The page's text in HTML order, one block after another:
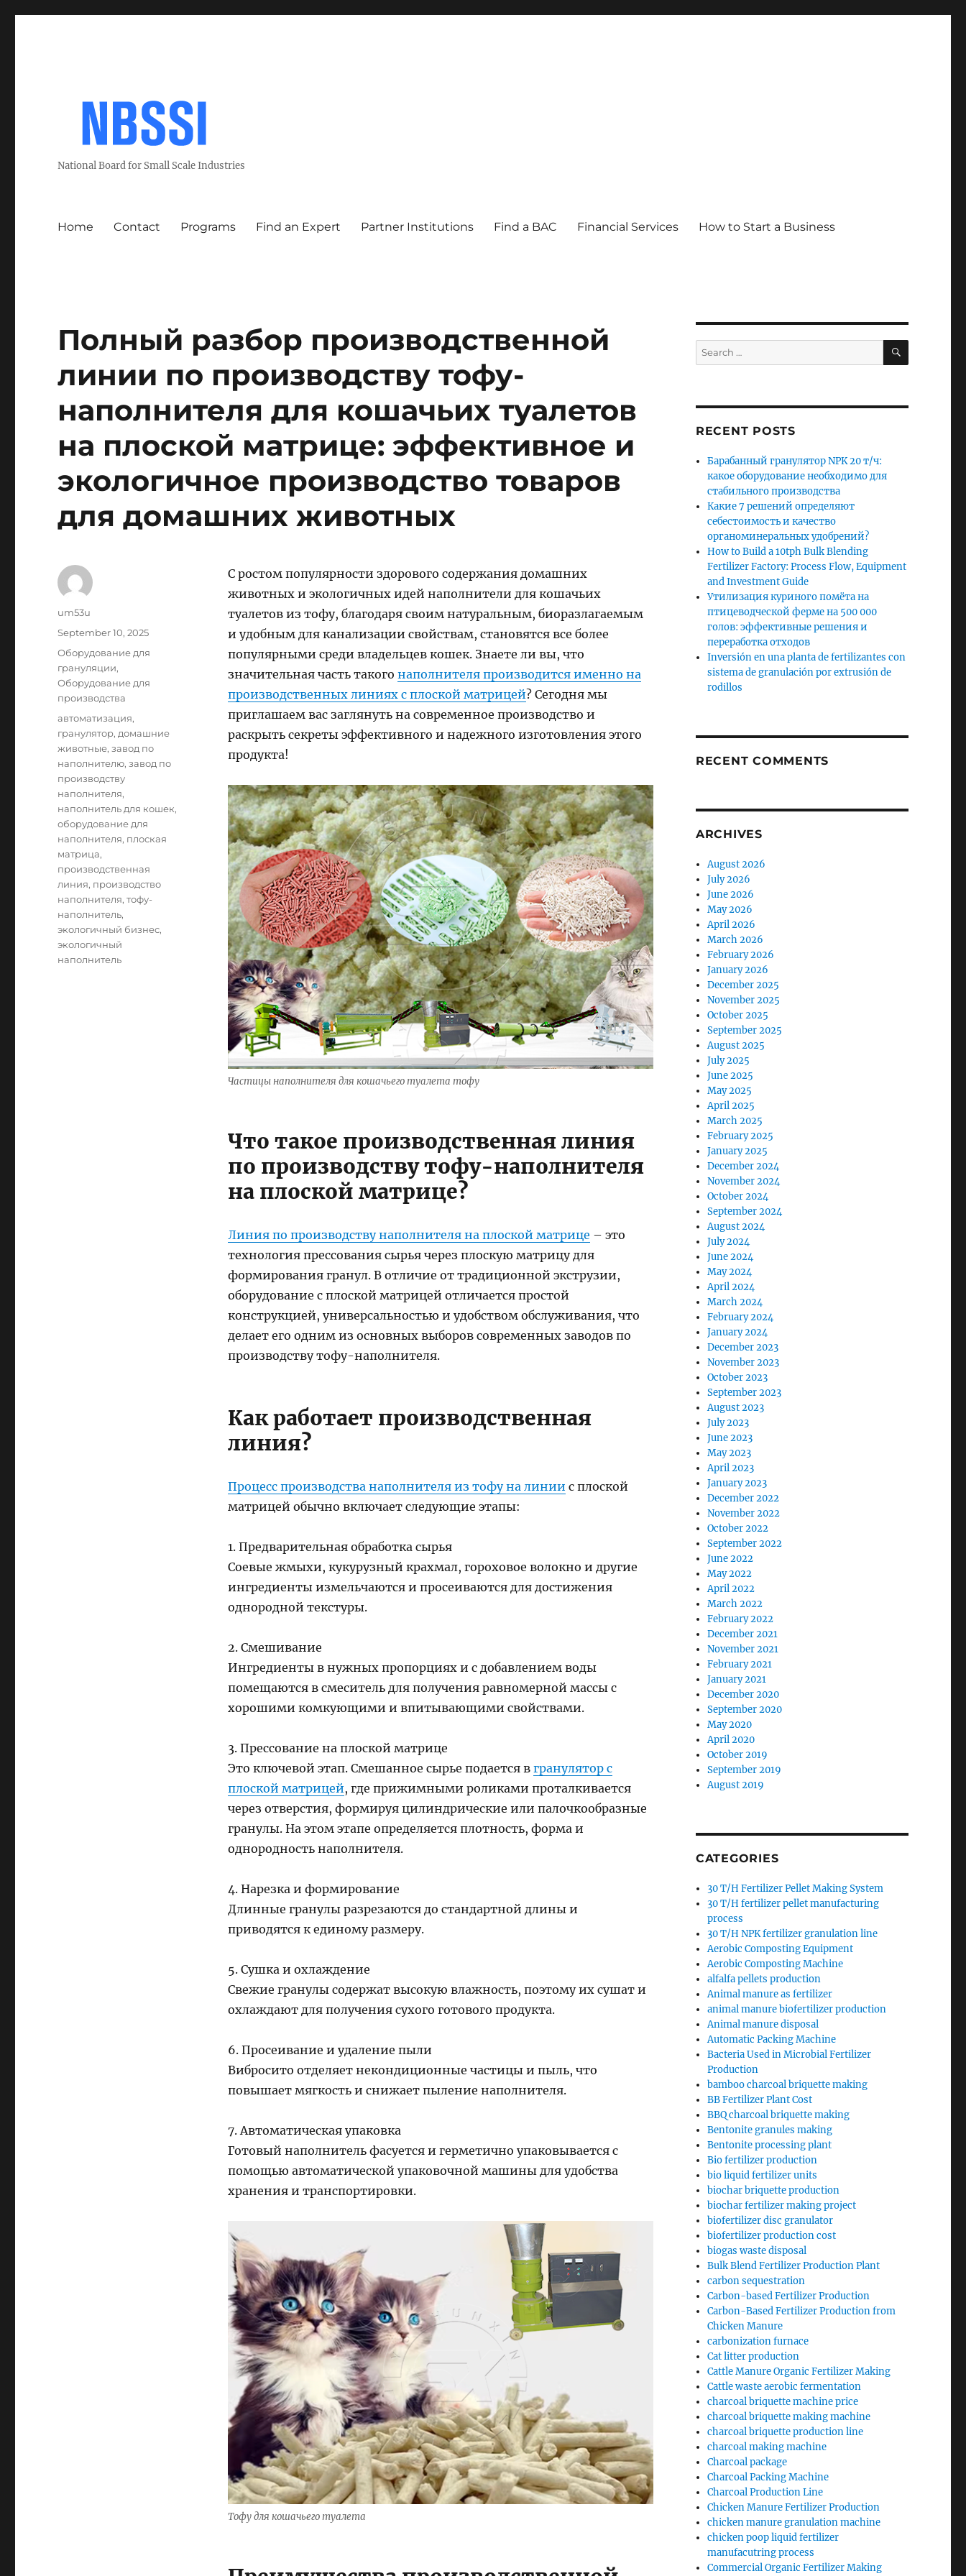
National Board for Small Scale Industries
Home Contact Programs Find an Expert Partner Institutions Find a BAC Financial Services How to Start a Business
Полный разбор производственной
линии по производству тофу-
наполнителя для кошачьих туалетов
на плоской матрице: эффективное и
экологичное производство товаров
для домашних животных
С ростом популярности здорового содержания домашних
животных и экологичных идей наполнители для кошачьих
туалетов из тофу, благодаря своим натуральным, биоразлагаемым
и удобным для канализации свойствам, становятся все более
популярными среди владельцев кошек. Знаете ли вы, что
значительная часть такого наполнителя производится именно на
производственных линиях с плоской матрицей? Сегодня мы
приглашаем вас заглянуть на современное производство и
раскрыть секреты эффективного и надежного изготовления этого
продукта!
Частицы наполнителя для кошачьего туалета тофу
Что такое производственная линия
по производству тофу-наполнителя
на плоской матрице?
Линия по производству наполнителя на плоской матрице – это
технология прессования сырья через плоскую матрицу для
формирования гранул. В отличие от традиционной экструзии,
оборудование с плоской матрицей отличается простой
конструкцией, универсальностью и удобством обслуживания, что
делает его одним из основных выборов современных заводов по
производству тофу-наполнителя.
Как работает производственная
линия?
Процесс производства наполнителя из тофу на линии с плоской
матрицей обычно включает следующие этапы:
1. Предварительная обработка сырья
Соевые жмыхи, кукурузный крахмал, гороховое волокно и другие
ингредиенты измельчаются и просеиваются для достижения
однородной текстуры.
2. Смешивание
Ингредиенты в нужных пропорциях и с добавлением воды
помещаются в смеситель для получения равномерной массы с
хорошими комкующими и впитывающими свойствами.
3. Прессование на плоской матрице
Это ключевой этап. Смешанное сырье подается в гранулятор с
плоской матрицей, где прижимными роликами проталкивается
через отверстия, формируя цилиндрические или палочкообразные
гранулы. На этом этапе определяется плотность, форма и
однородность наполнителя.
4. Нарезка и формирование
Длинные гранулы разрезаются до стандартной длины и
приводятся к единому размеру.
5. Сушка и охлаждение
Свежие гранулы содержат высокую влажность, поэтому их сушат и
охлаждают для получения сухого готового продукта.
6. Просеивание и удаление пыли
Вибросито отделяет некондиционные частицы и пыль, что
повышает мягкость и снижает пыление наполнителя.
7. Автоматическая упаковка
Готовый наполнитель фасуется и герметично упаковывается с
помощью автоматической упаковочной машины для удобства
хранения и транспортировки.
Тофу для кошачьего туалета
Author
um53u
Posted
on
September 10, 2025
Categories
Оборудование для
грануляции,
Оборудование для
производства
Tags
автоматизация,
гранулятор, домашние
животные,завод по
наполнителю,завод по
производству
наполнителя,
наполнитель для кошек,
оборудование для
наполнителя, плоская
матрица,
производственная
линия, производство
наполнителя,тофу-
наполнитель,
экологичный бизнес,
экологичный
наполнитель
Search
for:
SEARCH
RECENT POSTS
Барабанный гранулятор NPK 20 т/ч:
какое оборудование необходимо для
стабильного производства
Какие 7 решений определяют
себестоимость и качество
органоминеральных удобрений?
How to Build a 10tph Bulk Blending
Fertilizer Factory: Process Flow, Equipment
and Investment Guide
Утилизация куриного помёта на
птицеводческой ферме на 500 000
голов: эффективные решения и
переработка отходов
Inversión en una planta de fertilizantes con
sistema de granulación por extrusión de
rodillos
RECENT COMMENTS
ARCHIVES
August 2026
July 2026
June 2026
May 2026
April 2026
March 2026
February 2026
January 2026
December 2025
November 2025
October 2025
September 2025
August 2025
July 2025
June 2025
May 2025
April 2025
March 2025
February 2025
January 2025
December 2024
November 2024
October 2024
September 2024
August 2024
July 2024
June 2024
May 2024
April 2024
March 2024
February 2024
January 2024
December 2023
November 2023
October 2023
September 2023
August 2023
July 2023
June 2023
May 2023
April 2023
January 2023
December 2022
November 2022
October 2022
September 2022
June 2022
May 2022
April 2022
March 2022
February 2022
December 2021
November 2021
February 2021
January 2021
December 2020
September 2020
May 2020
April 2020
October 2019
September 2019
August 2019
CATEGORIES
30 T/H Fertilizer Pellet Making System
30 T/H fertilizer pellet manufacturing
process
30 T/H NPK fertilizer granulation line
Aerobic Composting Equipment
Aerobic Composting Machine
alfalfa pellets production
Animal manure as fertilizer
animal manure biofertilizer production
Animal manure disposal
Automatic Packing Machine
Bacteria Used in Microbial Fertilizer
Production
bamboo charcoal briquette making
BB Fertilizer Plant Cost
BBQ charcoal briquette making
Bentonite granules making
Bentonite processing plant
Bio fertilizer production
bio liquid fertilizer units
biochar briquette production
biochar fertilizer making project
biofertilizer disc granulator
biofertilizer production cost
biogas waste disposal
Bulk Blend Fertilizer Production Plant
carbon sequestration
Carbon-based Fertilizer Production
Carbon-Based Fertilizer Production from
Chicken Manure
carbonization furnace
Cat litter production
Cattle Manure Organic Fertilizer Making
Cattle waste aerobic fermentation
charcoal briquette machine price
charcoal briquette making machine
charcoal briquette production line
charcoal making machine
Charcoal package
Charcoal Packing Machine
Charcoal Production Line
Chicken Manure Fertilizer Production
chicken manure granulation machine
chicken poop liquid fertilizer
manufacutring process
Commercial Organic Fertilizer Making